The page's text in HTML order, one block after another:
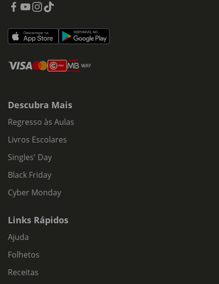
Descubra Mais
Regresso às Aulas
Livros Escolares
Singles' Day
Black Friday
Cyber Monday
Links Rápidos
Ajuda
Folhetos
Receitas